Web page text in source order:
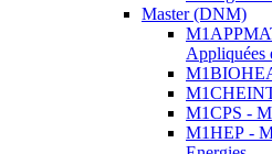
Master (DNM)
Appliquées
M1CPS -
M1HEP -